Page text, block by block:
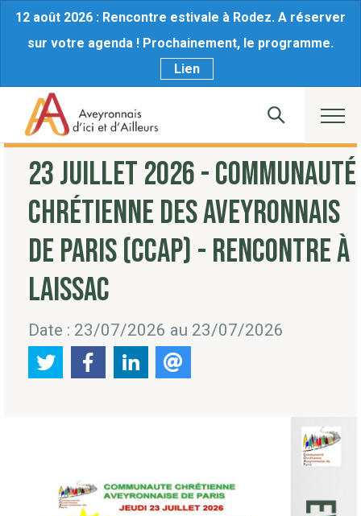
12 août 2026 : Rencontre estivale à Rodez. A réserver
sur votre agenda ! Prochainement, le programme.
Lien
23 JUILLET 2026 - COMMUNAUTÉ
CHRÉTIENNE DES AVEYRONNAIS
DE PARIS (CCAP) - RENCONTRE À
LAISSAC
Date : 23/07/2026 au 23/07/2026